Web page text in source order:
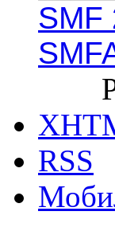
SMF
RSS